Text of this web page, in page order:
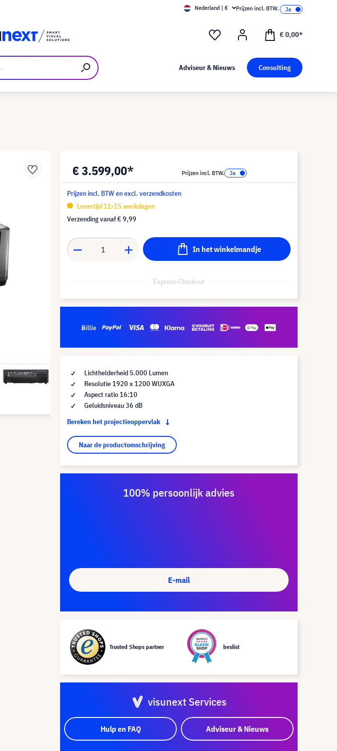
Nederland | € Prijzen incl. BTW.
€ 0,00*
Adviseur & Nieuws Consulting
€ 3.599,00* Prijzen incl. BTW.
Prijzen incl. BTW en excl. verzendkosten
Levertijd 11-15 werkdagen
Verzending vanaf€ 9,99
In het winkelmandje
Express-Checkout
Lichthelderheid 5.000 Lumen
Resolutie 1920 x 1200 WUXGA
Aspect ratio 16:10
Geluidsniveau 36 dB
Bereken het projectieoppervlak
Naar de productomschrijving
100% persoonlijk advies
E-mail
Trusted Shops partner beslist
visunext Services
Hulp en FAQ Adviseur & Nieuws